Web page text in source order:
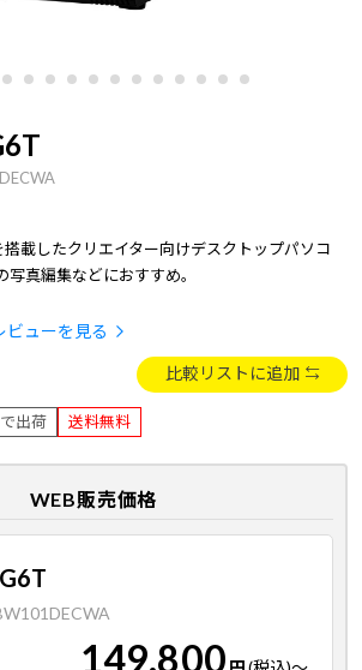
載したクリエイター向けデスクトップパソコ
写真編集などにおすすめ。
ビューを見る
比較リストに追加
出荷 送料無料
WEB販売価格
149,800